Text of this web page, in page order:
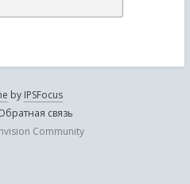
by IPSFocus
связь
Community